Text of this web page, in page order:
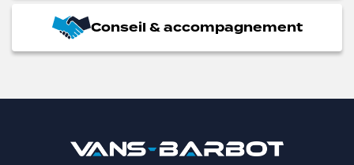
Conseil & accompagnement